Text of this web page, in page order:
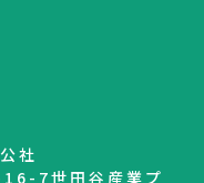
社
7世田谷産業プ